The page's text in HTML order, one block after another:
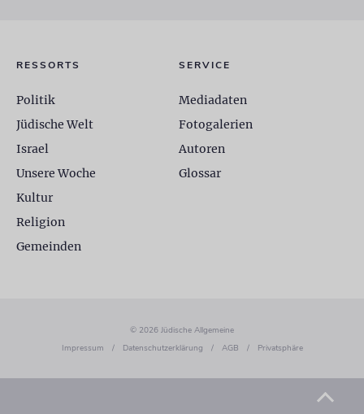
RESSORTS
Politik
Jüdische Welt
Israel
Unsere Woche
Kultur
Religion
Gemeinden
SERVICE
Mediadaten
Fotogalerien
Autoren
Glossar
© 2026 Jüdische Allgemeine
Impressum
/ Datenschutzerklärung / AGB / Privatsphäre